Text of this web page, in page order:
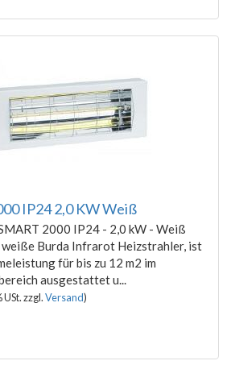
IP24 2,0 KW Weiß
2000 IP24 - 2,0 kW - Weiß
Burda Infrarot Heizstrahler, ist
für bis zu 12 m2 im
ausgestattet u...
USt. zzgl.Versand)